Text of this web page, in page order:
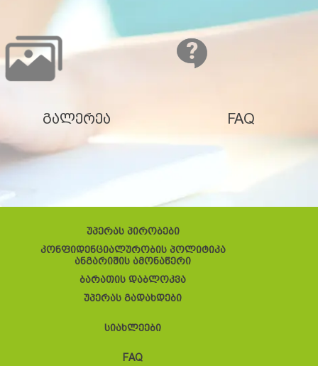
გალერეა FAQ
უპერას პირობები
კონფიდენციალურობის პოლიტიკა
ანგარიშის ამონაწერი
ბარათის დაბლოკვა
უპერას გადახდები
სიახლეები
FAQ